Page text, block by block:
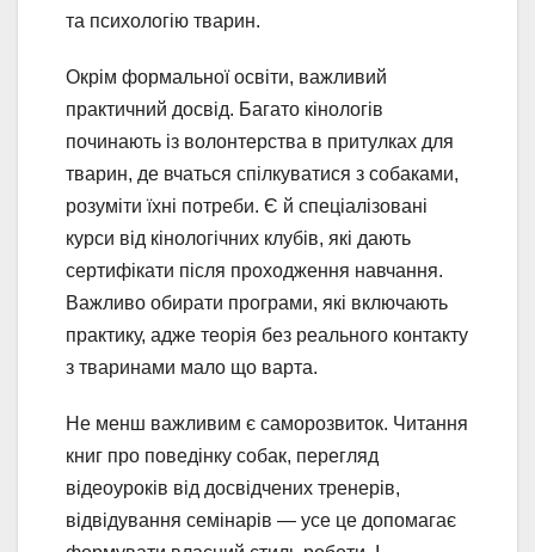
та психологію тварин.
Окрім формальної освіти, важливий
практичний досвід. Багато кінологів
починають із волонтерства в притулках для
тварин, де вчаться спілкуватися з собаками,
розуміти їхні потреби. Є й спеціалізовані
курси від кінологічних клубів, які дають
сертифікати після проходження навчання.
Важливо обирати програми, які включають
практику, адже теорія без реального контакту
з тваринами мало що варта.
Не менш важливим є саморозвиток. Читання
книг про поведінку собак, перегляд
відеоуроків від досвідчених тренерів,
відвідування семінарів — усе це допомагає